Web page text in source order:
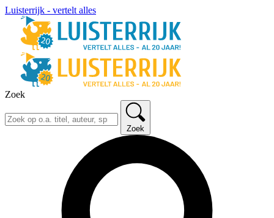
Luisterrijk - vertelt alles
Zoek
Zoek